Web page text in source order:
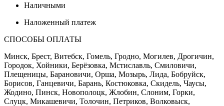
Наличными
Наложенный платеж
СПОСОБЫ ОПЛАТЫ
Минск, Брест, Витебск, Гомель, Гродно, Могилев, Дрогичин,
Городок, Хойники, Берёзовка, Мстиславль, Смиловичи,
Плещеницы, Барановичи, Орша, Мозырь, Лида, Бобруйск,
Борисов, Ганцевичи, Барань, Костюковка, Скидель, Чаусы,
Жодино, Пинск, Новополоцк, Жлобин, Слоним, Горки,
Слуцк, Микашевичи, Толочин, Петриков, Волковыск,